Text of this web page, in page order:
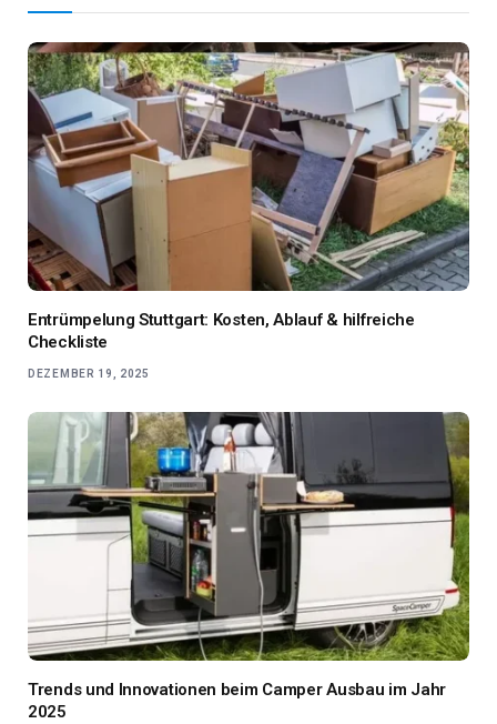
Entrümpelung Stuttgart: Kosten, Ablauf & hilfreiche
Checkliste
DEZEMBER 19, 2025
Trends und Innovationen beim Camper Ausbau im Jahr
2025